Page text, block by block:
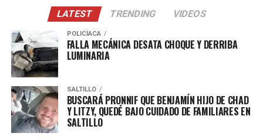
LATEST TRENDING VIDEOS
POLICÍACA
FALLA MECÁNICA DESATA CHOQUE Y DERRIBA
LUMINARIA
SALTILLO
BUSCARÁ PRONNIF QUE BENJAMÍN HIJO DE CHAD
Y LITZY, QUEDÉ BAJO CUIDADO DE FAMILIARES EN
SALTILLO